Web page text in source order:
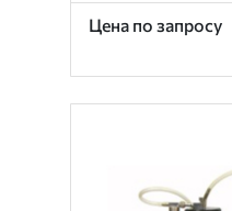
Цена по запросу